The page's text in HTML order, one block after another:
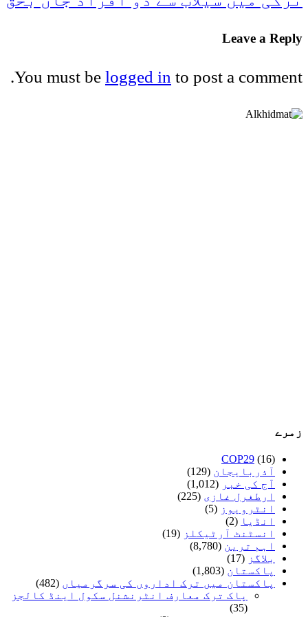
Leave a Reply
You must be logged in to post a comment.
زمرے
COP29 (16)
آذربایجان (129)
آج کی خبر (1,012)
ارطغرل غازی (225)
انٹرویوز (5)
انڈیا (2)
انسٹنٹ آرٹیکلز (19)
اہم ترین (8,780)
بلاگز (17)
پاکستان (1,803)
پاکستان میں ترک اداروں کی سرگرمیاں (482)
پاک ترک معارف انٹرنشنل سکول اینڈ کالجز
(35)